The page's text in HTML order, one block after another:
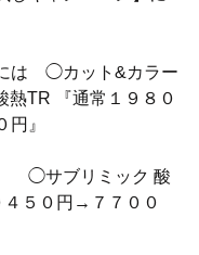
は　◯カット&カラー
熱TR 『通常１９８０
』
ミック 酸
４５０円→７７００